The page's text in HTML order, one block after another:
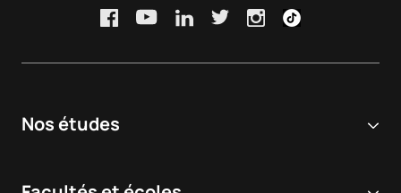
Nos études